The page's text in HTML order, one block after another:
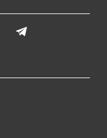
LinkedIn